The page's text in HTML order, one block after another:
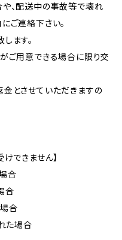
、配送中の事故等で壊れ
ご連絡下さい。
ます。
ご用意できる場合に限り交
とさせていただきますの
できません】
合
合
合
た場合